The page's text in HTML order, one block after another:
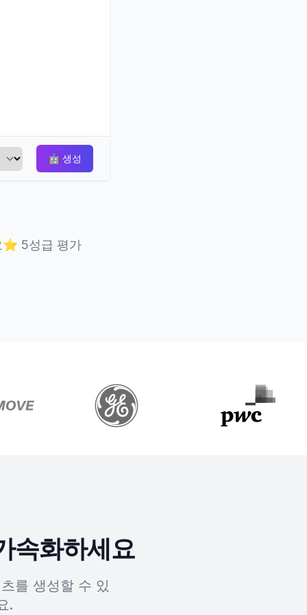
🤖 생성
⭐ 5성급 평가
속화하세요
를 생성할 수 있
.